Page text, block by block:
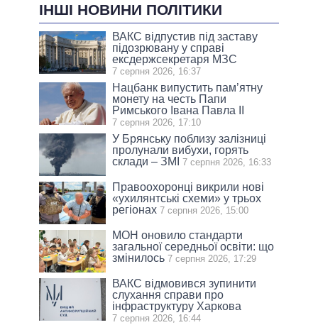
ІНШІ НОВИНИ ПОЛІТИКИ
ВАКС відпустив під заставу
підозрювану у справі
ексдержсекретаря МЗС
7 серпня 2026, 16:37
Нацбанк випустить пам’ятну
монету на честь Папи
Римського Івана Павла II
7 серпня 2026, 17:10
У Брянську поблизу залізниці
пролунали вибухи, горять
склади – ЗМІ
7 серпня 2026, 16:33
Правоохоронці викрили нові
«ухилянтські схеми» у трьох
регіонах 7 серпня 2026, 15:00
МОН оновило стандарти
загальної середньої освіти: що
змінилось 7 серпня 2026, 17:29
ВАКС відмовився зупинити
слухання справи про
інфраструктуру Харкова
7 серпня 2026, 16:44